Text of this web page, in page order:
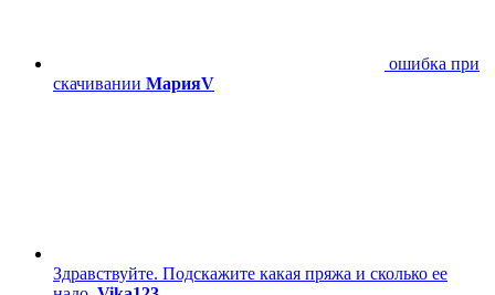
ошибка при
скачивании МарияV
Здравствуйте. Подскажите какая пряжа и сколько ее